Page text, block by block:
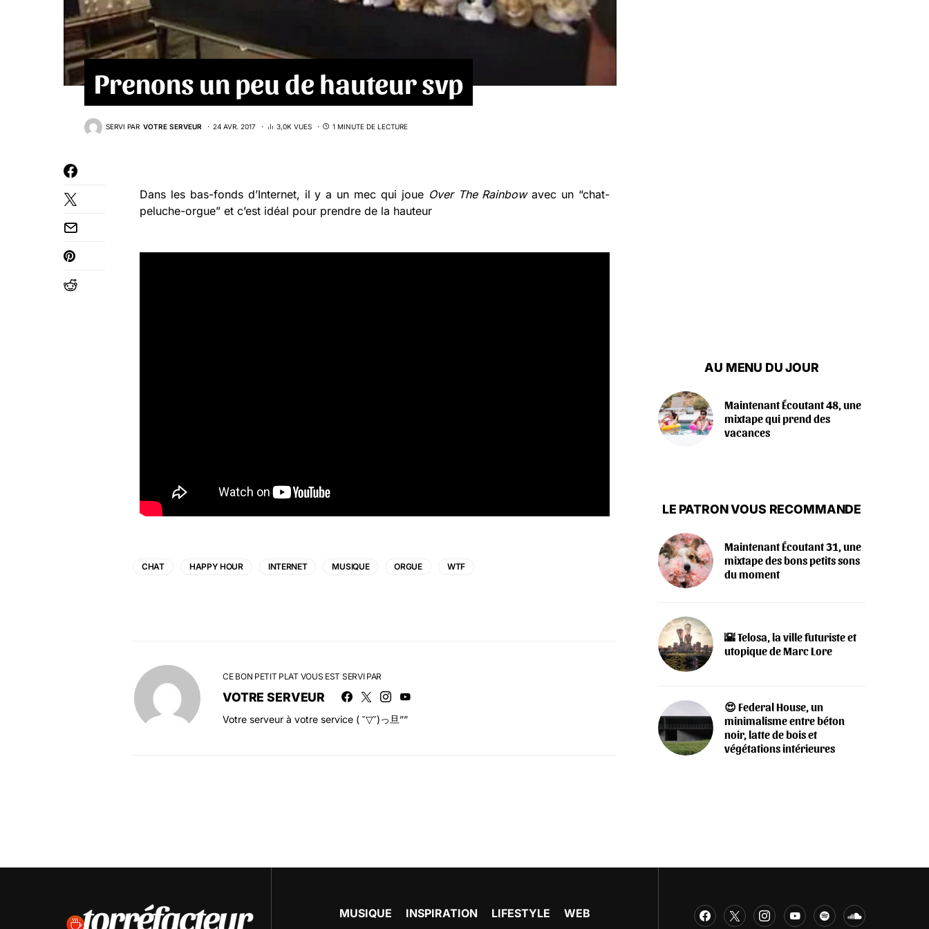
Prenons un peu de hauteur svp
SERVI PAR VOTRE SERVEUR 24 AVR. 2017 3,0K VUES 1 MINUTE DE LECTURE
Dans les bas-fonds d’Internet, il y a un mec qui joue Over The Rainbowavec un “chat-
peluche-orgue” et c’est idéal pour prendre de la hauteur
CHAT HAPPY HOUR INTERNET MUSIQUE ORGUE WTF
CE BON PETIT PLAT VOUS EST SERVI PAR
VOTRE SERVEUR
Votre serveur à votre service ( ˘▽˘)っ旦””
AU MENU DU JOUR
Maintenant Écoutant 48, une
mixtape qui prend des
vacances
LE PATRON VOUS RECOMMANDE
Maintenant Écoutant 31, une
mixtape des bons petits sons
du moment
🌇 Telosa, la ville futuriste et
utopique de Marc Lore
😍 Federal House, un
minimalisme entre béton
noir, latte de bois et
végétations intérieures
MUSIQUE INSPIRATION LIFESTYLE WEB